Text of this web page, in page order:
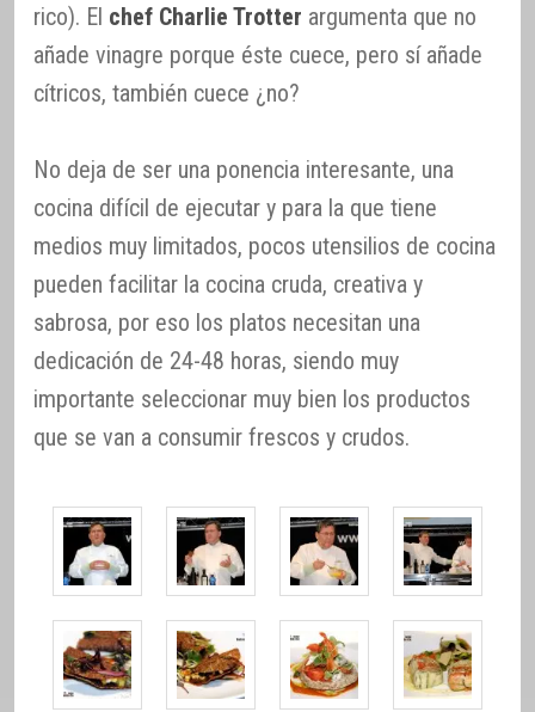
rico). El chef Charlie Trotter argumenta que no
añade vinagre porque éste cuece, pero sí añade
cítricos, también cuece ¿no?
No deja de ser una ponencia interesante, una
cocina difícil de ejecutar y para la que tiene
medios muy limitados, pocos utensilios de cocina
pueden facilitar la cocina cruda, creativa y
sabrosa, por eso los platos necesitan una
dedicación de 24-48 horas, siendo muy
importante seleccionar muy bien los productos
que se van a consumir frescos y crudos.